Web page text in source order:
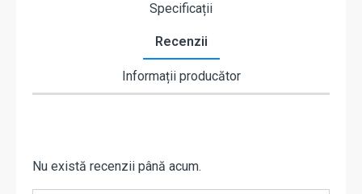
Specificații
Recenzii
Informații producător
Nu există recenzii până acum.